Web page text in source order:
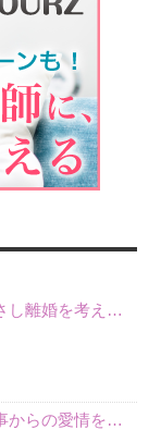
私は結婚しています。傲慢な夫に嫌気がさし離婚を考えていたときに、彼と出会いました。彼には恋人がいましたが、話をするうちに、夫とのことを相談するようにな
リコカツをしようと考えています。夫の事からの愛情を全く感じません。子供がいるので、子供が成長するまではと我慢しています。 まず、お金が必要だと考え、仕事の量も増やしました。ところが、夫は働かず、結局は